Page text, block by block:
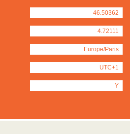
46.50362
4.72111
Europe/Paris
UTC+1
Y